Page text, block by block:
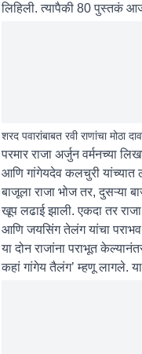
लिहिली. त्यापैकी 80 पुस्तकं
शरद पवारांबाबत रवी राणांचा मोठा
परमार राजा अर्जुन वर्मनच्या
आणि गांगेयदेव कलचुरी यांच्यात
बाजूला राजा भोज तर, दुसऱ्या
खूप लढाई झाली. एकदा तर
आणि जयसिंग तेलंग यांचा पराभव
या दोन राजांना पराभूत
कहां गांगेय तैलंग’ म्हणू लागले.